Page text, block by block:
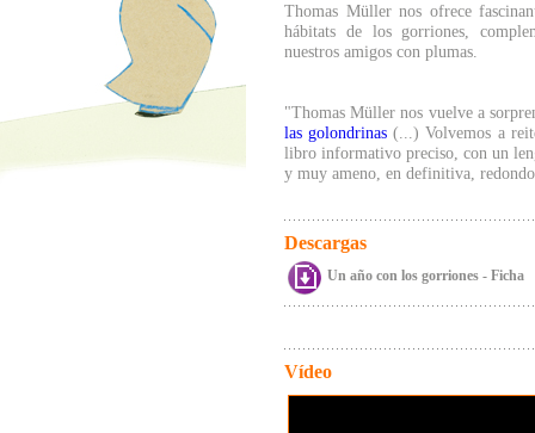
Thomas Müller nos ofrece
hábitats de los gorriones,
nuestros amigos con plumas.
"Thomas Müller nos vuelve a
las golondrinas (...) Volvemos a
libro informativo preciso, con un
y muy ameno, en definitiva,
Descargas
Un año con los gorriones - Ficha
Vídeo